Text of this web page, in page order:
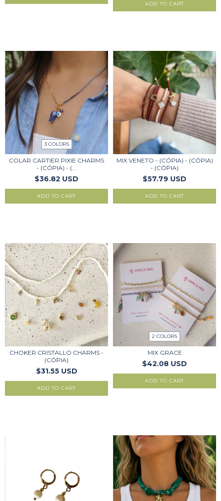
ADD TO CART
3 COLORS
COLAR CARTIER PIXIE CHARMS
- (CÓPIA) - (...
$36.82 USD
ADD TO CART
MIX VENETO - (CÓPIA) - (CÓPIA)
- (CÓPIA)
$57.79 USD
ADD TO CART
CHOKER CRISTALLO CHARMS -
(CÓPIA)
$31.55 USD
ADD TO CART
2 COLORS
MIX GRACE
$42.08 USD
ADD TO CART